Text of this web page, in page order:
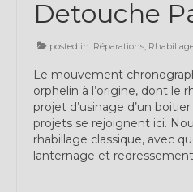
Expositions
Témoignages
A Propos
Detouche
posted in: Réparations,
Le mouvement
orphelin à l’origine, dont le
projet d’usinage d’un
projets se rejoignent ici.
rhabillage classique, avec
lanternage et